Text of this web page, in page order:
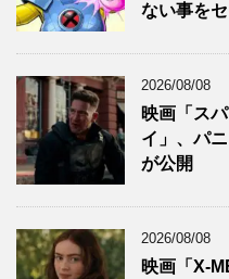
ない事を
2026/08/08
映画「ス
イ」、パ
が公開
2026/08/08
映画「X-